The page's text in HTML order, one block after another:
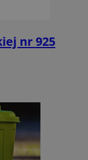
nr 925